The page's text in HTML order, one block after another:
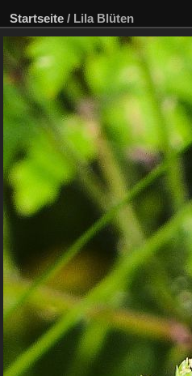
Startseite / Lila Blüten